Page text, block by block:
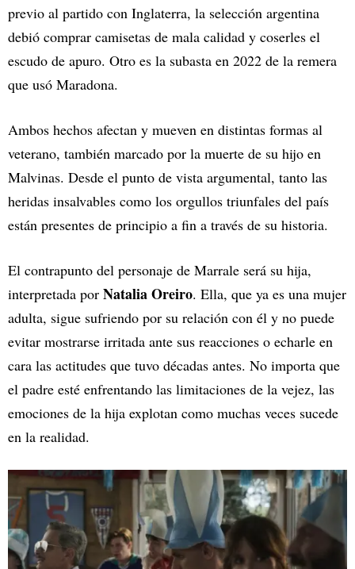
previo al partido con Inglaterra, la selección argentina
debió comprar camisetas de mala calidad y coserles el
escudo de apuro. Otro es la subasta en 2022 de la remera
que usó Maradona.
Ambos hechos afectan y mueven en distintas formas al
veterano, también marcado por la muerte de su hijo en
Malvinas. Desde el punto de vista argumental, tanto las
heridas insalvables como los orgullos triunfales del país
están presentes de principio a fin a través de su historia.
El contrapunto del personaje de Marrale será su hija,
interpretada por Natalia Oreiro. Ella, que ya es una mujer
adulta, sigue sufriendo por su relación con él y no puede
evitar mostrarse irritada ante sus reacciones o echarle en
cara las actitudes que tuvo décadas antes. No importa que
el padre esté enfrentando las limitaciones de la vejez, las
emociones de la hija explotan como muchas veces sucede
en la realidad.